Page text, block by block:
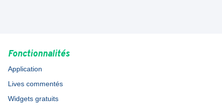
Fonctionnalités
Application
Lives commentés
Widgets gratuits